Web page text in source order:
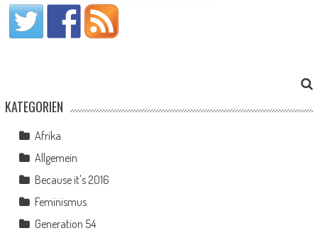
KATEGORIEN
Afrika
Allgemein
Because it's 2016
Feminismus
Generation 54